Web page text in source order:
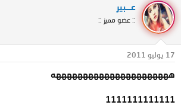
عـــبير
:: عضو مميز ::
17 يوليو 2011
ههههههههههههههههههههههه
1111111111111